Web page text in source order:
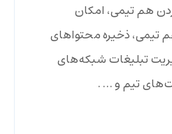
هم تیمی، امکان
ذخیره محتواهای
تبلیغات شبکه‌های
تیم و … .